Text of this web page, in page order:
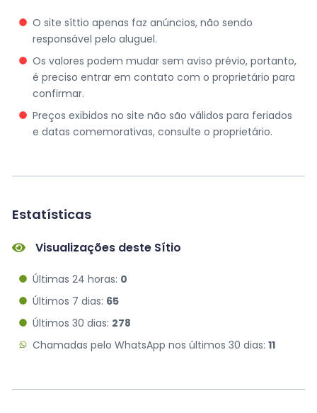
O site síttio apenas faz anúncios, não sendo
responsável pelo aluguel.
Os valores podem mudar sem aviso prévio, portanto,
é preciso entrar em contato com o proprietário para
confirmar.
Preços exibidos no site não são válidos para feriados
e datas comemorativas, consulte o proprietário.
Estatísticas
Visualizações deste Sítio
Últimas 24 horas: 0
Últimos 7 dias: 65
Últimos 30 dias: 278
Chamadas pelo WhatsApp nos últimos 30 dias: 11